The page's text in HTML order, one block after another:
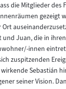
die Mitglieder
gezeigt
Juan, die in
innen
zuspitzenden
Sebastián
seiner Vision.